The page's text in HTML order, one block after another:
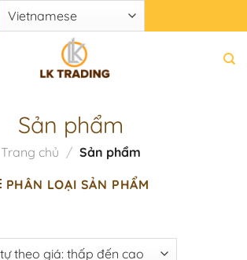
Sản phẩm
Trang chủ / Sản phẩm
PHÂN LOẠI SẢN PHẨM